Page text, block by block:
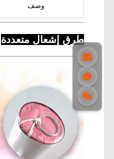
وصف
طرق إشعال متعددة